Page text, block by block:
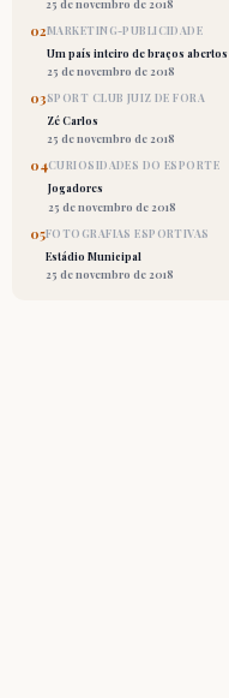
25 de novembro de 2018
02MARKETING-PUBLICIDADE
Um país inteiro de braços abertos
25 de novembro de 2018
03SPORT CLUB JUIZ DE FORA
Zé Carlos
25 de novembro de 2018
04CURIOSIDADES DO ESPORTE
Jogadores
25 de novembro de 2018
05FOTOGRAFIAS ESPORTIVAS
Estádio Municipal
25 de novembro de 2018